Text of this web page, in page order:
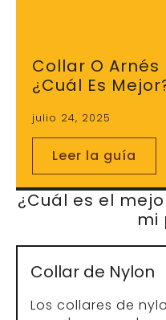
Los collares de
popular para el
amplia variedad de
estampados.
limpiar, lo que los
excelente opción
para climas
resistentes, no
control para
con fuerza
Collar de Cuero